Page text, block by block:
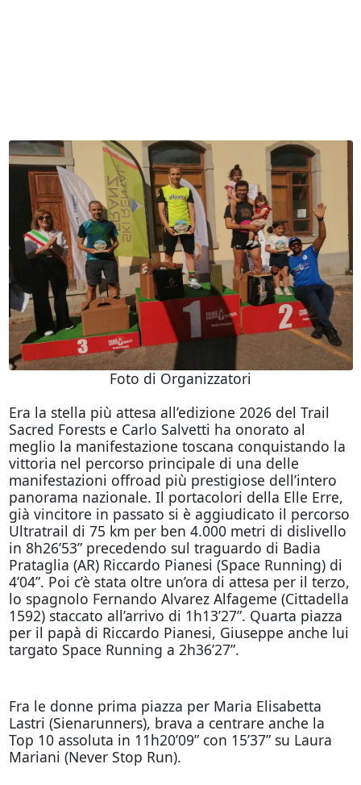
Foto di Organizzatori
Era la stella più attesa all’edizione 2026 del Trail
Sacred Forests e Carlo Salvetti ha onorato al
meglio la manifestazione toscana conquistando la
vittoria nel percorso principale di una delle
manifestazioni offroad più prestigiose dell’intero
panorama nazionale. Il portacolori della Elle Erre,
già vincitore in passato si è aggiudicato il percorso
Ultratrail di 75 km per ben 4.000 metri di dislivello
in 8h26’53” precedendo sul traguardo di Badia
Prataglia (AR) Riccardo Pianesi (Space Running) di
4’04”. Poi c’è stata oltre un’ora di attesa per il terzo,
lo spagnolo Fernando Alvarez Alfageme (Cittadella
1592) staccato all’arrivo di 1h13’27”. Quarta piazza
per il papà di Riccardo Pianesi, Giuseppe anche lui
targato Space Running a 2h36’27”.
Fra le donne prima piazza per Maria Elisabetta
Lastri (Sienarunners), brava a centrare anche la
Top 10 assoluta in 11h20’09” con 15’37” su Laura
Mariani (Never Stop Run).